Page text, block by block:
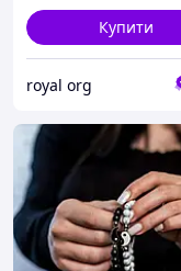
Купити
royal org